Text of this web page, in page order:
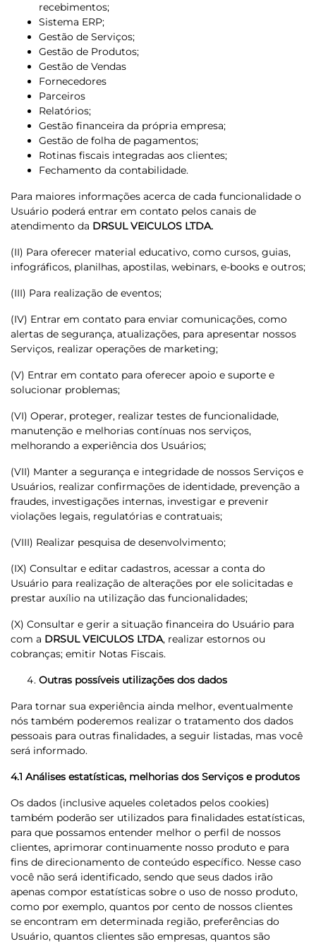
recebimentos;
Sistema ERP;
Gestão de Serviços;
Gestão de Produtos;
Gestão de Vendas
Fornecedores
Parceiros
Relatórios;
Gestão financeira da própria empresa;
Gestão de folha de pagamentos;
Rotinas fiscais integradas aos clientes;
Fechamento da contabilidade.
Para maiores informações acerca de cada funcionalidade o
Usuário poderá entrar em contato pelos canais de
atendimento da DRSUL VEICULOS LTDA.
(II) Para oferecer material educativo, como cursos, guias,
infográficos, planilhas, apostilas, webinars, e-books e outros;
(III) Para realização de eventos;
(IV) Entrar em contato para enviar comunicações, como
alertas de segurança, atualizações, para apresentar nossos
Serviços, realizar operações de marketing;
(V) Entrar em contato para oferecer apoio e suporte e
solucionar problemas;
(VI) Operar, proteger, realizar testes de funcionalidade,
manutenção e melhorias contínuas nos serviços,
melhorando a experiência dos Usuários;
(VII) Manter a segurança e integridade de nossos Serviços e
Usuários, realizar confirmações de identidade, prevenção a
fraudes, investigações internas, investigar e prevenir
violações legais, regulatórias e contratuais;
(VIII) Realizar pesquisa de desenvolvimento;
(IX) Consultar e editar cadastros, acessar a conta do
Usuário para realização de alterações por ele solicitadas e
prestar auxílio na utilização das funcionalidades;
(X) Consultar e gerir a situação financeira do Usuário para
com a DRSUL VEICULOS LTDA, realizar estornos ou
cobranças; emitir Notas Fiscais.
Outras possíveis utilizações dos dados
Para tornar sua experiência ainda melhor, eventualmente
nós também poderemos realizar o tratamento dos dados
pessoais para outras finalidades, a seguir listadas, mas você
será informado.
4.1 Análises estatísticas, melhorias dos Serviços e produtos
Os dados (inclusive aqueles coletados pelos cookies)
também poderão ser utilizados para finalidades estatísticas,
para que possamos entender melhor o perfil de nossos
clientes, aprimorar continuamente nosso produto e para
fins de direcionamento de conteúdo específico. Nesse caso
você não será identificado, sendo que seus dados irão
apenas compor estatísticas sobre o uso de nosso produto,
como por exemplo, quantos por cento de nossos clientes
se encontram em determinada região, preferências do
Usuário, quantos clientes são empresas, quantos são